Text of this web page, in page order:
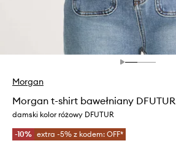
Morgan
Morgan t-shirt bawełniany DFUTUR
damski kolor różowy DFUTUR
-10% extra -5% z kodem: OFF*